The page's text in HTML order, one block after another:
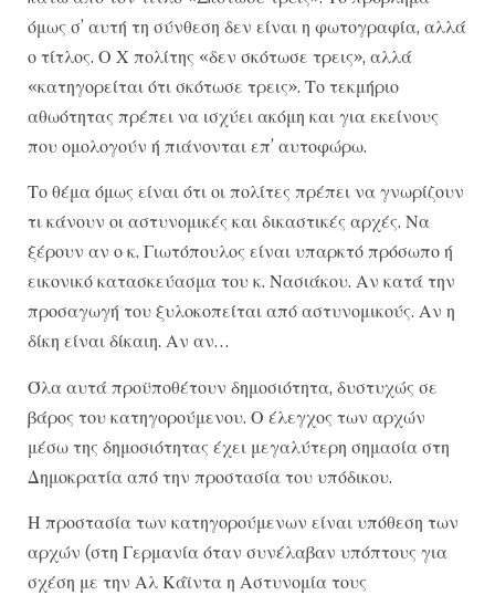
όμως σ’ αυτή τη σύνθεση δεν είναι η φωτογραφία, αλλά
ο τίτλος. Ο Χ πολίτης «δεν σκότωσε τρεις», αλλά
«κατηγορείται ότι σκότωσε τρεις». Το τεκμήριο
αθωότητας πρέπει να ισχύει ακόμη και για εκείνους
που ομολογούν ή πιάνονται επ’ αυτοφώρω.
Το θέμα όμως είναι ότι οι πολίτες πρέπει να γνωρίζουν
τι κάνουν οι αστυνομικές και δικαστικές αρχές. Να
ξέρουν αν ο κ. Γιωτόπουλος είναι υπαρκτό πρόσωπο ή
εικονικό κατασκεύασμα του κ. Νασιάκου. Αν κατά την
προσαγωγή του ξυλοκοπείται από αστυνομικούς. Αν η
δίκη είναι δίκαιη. Αν αν…
Όλα αυτά προϋποθέτουν δημοσιότητα, δυστυχώς σε
βάρος του κατηγορούμενου. Ο έλεγχος των αρχών
μέσω της δημοσιότητας έχει μεγαλύτερη σημασία στη
Δημοκρατία από την προστασία του υπόδικου.
Η προστασία των κατηγορούμενων είναι υπόθεση των
αρχών (στη Γερμανία όταν συνέλαβαν υπόπτους για
σχέση με την Αλ Κάϊντα η Αστυνομία τους